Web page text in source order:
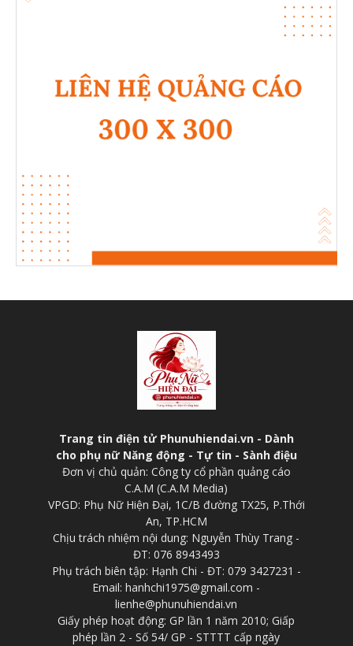
Trang tin điện tử Phunuhiendai.vn - Dành
cho phụ nữ Năng động - Tự tin - Sành điệu
Đơn vị chủ quản: Công ty cổ phần quảng cáo
C.A.M (C.A.M Media)
VPGD: Phụ Nữ Hiện Đại, 1C/B đường TX25, P.Thới
An, TP.HCM
Chịu trách nhiệm nội dung: Nguyễn Thùy Trang -
ĐT: 076 8943493
Phụ trách biên tập: Hạnh Chi - ĐT: 079 3427231 -
Email: hanhchi1975@gmail.com -
lienhe@phunuhiendai.vn
Giấy phép hoạt động: GP lần 1 năm 2010; Giấp
phép lần 2 - Số 54/ GP - STTTT cấp ngày